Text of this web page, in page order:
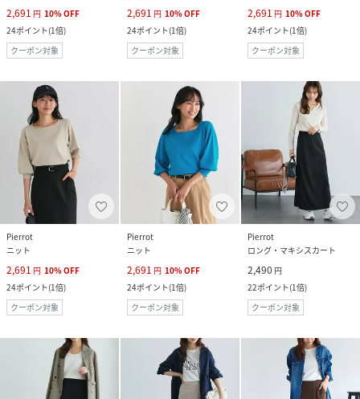
2,691 円 10%OFF
24ポイント(1倍)
クーポン対象
2,691 円 10%OFF
24ポイント(1倍)
クーポン対象
2,691 円 10%OFF
24ポイント(1倍)
クーポン対象
Pierrot
ニット
2,691 円 10%OFF
24ポイント(1倍)
クーポン対象
Pierrot
ニット
2,691 円 10%OFF
24ポイント(1倍)
クーポン対象
Pierrot
ロング・マキシスカート
2,490 円
22ポイント(1倍)
クーポン対象